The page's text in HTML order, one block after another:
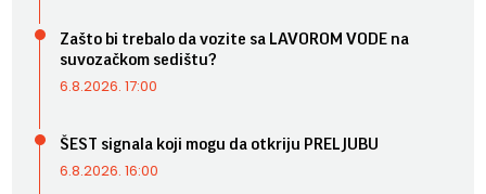
Zašto bi trebalo da vozite sa LAVOROM VODE na
suvozačkom sedištu?
6.8.2026. 17:00
ŠEST signala koji mogu da otkriju PRELJUBU
6.8.2026. 16:00